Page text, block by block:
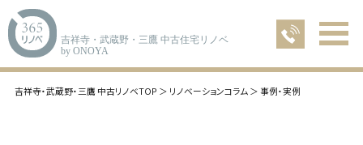
吉祥寺・武蔵野・三鷹 中古住宅リノベ
by ONOYA
吉祥寺・武蔵野・三鷹 中古リノベTOP リノベーションコラム 事例・実例